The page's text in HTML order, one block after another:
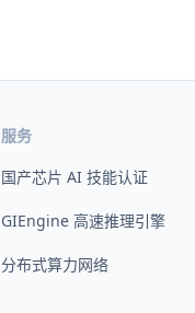
服务
国产芯片 AI 技能认证
GIEngine 高速推理引擎
分布式算力网络